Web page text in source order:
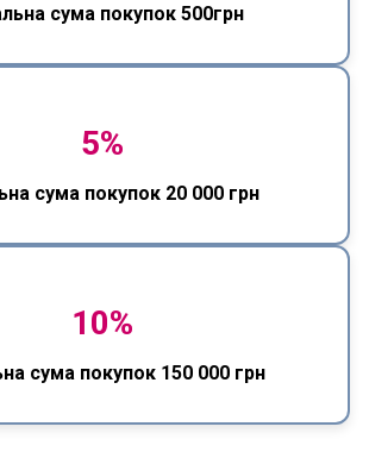
сума покупок 500грн
5%
сума покупок 20 000 грн
10%
сума покупок 150 000 грн